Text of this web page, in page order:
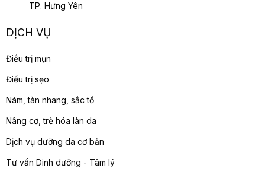
TP. Hưng Yên
DỊCH VỤ
Điều trị mụn
Điều trị sẹo
Nám, tàn nhang, sắc tố
Nâng cơ, trẻ hóa làn da
Dịch vụ dưỡng da cơ bản
Tư vấn Dinh dưỡng - Tâm lý